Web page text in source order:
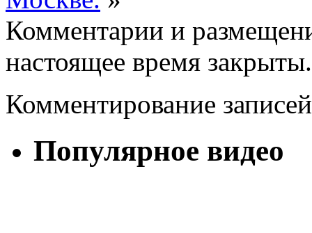
Комментарии и
настоящее время закрыты.
Комментирование
Популярное видео